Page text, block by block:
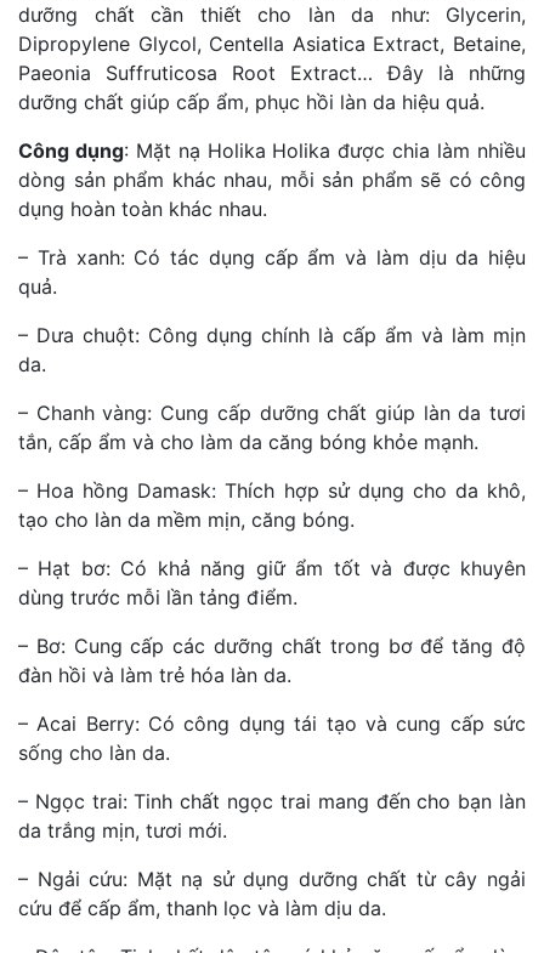
dưỡng chất cần thiết cho làn da như: Glycerin,
Dipropylene Glycol, Centella Asiatica Extract, Betaine,
Paeonia Suffruticosa Root Extract… Đây là những
dưỡng chất giúp cấp ẩm, phục hồi làn da hiệu quả.
Công dụng: Mặt nạ Holika Holika được chia làm nhiều
dòng sản phẩm khác nhau, mỗi sản phẩm sẽ có công
dụng hoàn toàn khác nhau.
– Trà xanh: Có tác dụng cấp ẩm và làm dịu da hiệu
quả.
– Dưa chuột: Công dụng chính là cấp ẩm và làm mịn
da.
– Chanh vàng: Cung cấp dưỡng chất giúp làn da tươi
tắn, cấp ẩm và cho làm da căng bóng khỏe mạnh.
– Hoa hồng Damask: Thích hợp sử dụng cho da khô,
tạo cho làn da mềm mịn, căng bóng.
– Hạt bơ: Có khả năng giữ ẩm tốt và được khuyên
dùng trước mỗi lần tảng điểm.
– Bơ: Cung cấp các dưỡng chất trong bơ để tăng độ
đàn hồi và làm trẻ hóa làn da.
– Acai Berry: Có công dụng tái tạo và cung cấp sức
sống cho làn da.
– Ngọc trai: Tinh chất ngọc trai mang đến cho bạn làn
da trắng mịn, tươi mới.
– Ngải cứu: Mặt nạ sử dụng dưỡng chất từ cây ngải
cứu để cấp ẩm, thanh lọc và làm dịu da.